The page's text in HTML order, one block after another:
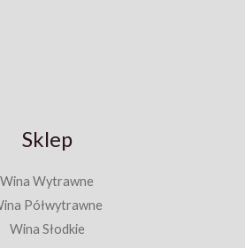
Sklep
Wina Wytrawne
Półwytrawne
Wina Słodkie